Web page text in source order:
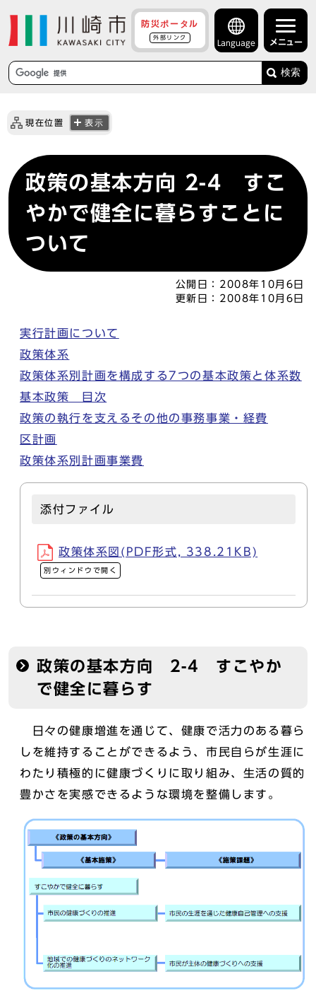
防災ポータル
外部リンク
Language メニュー
検索
現在位置 表示
政策の基本方向 2-4 すこ
やかで健全に暮らすことに
ついて
公開日： 2008年10月6日
更新日： 2008年10月6日
実行計画について
政策体系
政策体系別計画を構成する7つの基本政策と体系数
基本政策 目次
政策の執行を支えるその他の事務事業・経費
区計画
政策体系別計画事業費
添付ファイル
政策体系図(PDF形式, 338.21KB)
別ウィンドウで開く
政策の基本方向 2-4 すこやか
で健全に暮らす
日々の健康増進を通じて、健康で活力のある暮ら
しを維持することができるよう、市民自らが生涯に
わたり積極的に健康づくりに取り組み、生活の質的
豊かさを実感できるような環境を整備します。